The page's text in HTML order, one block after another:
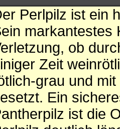
Perlpilz ist ein
markantestes
ob
Zeit
grau und
Ein
ist die